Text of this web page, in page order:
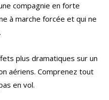
compagnie en forte
à marche forcée et qui ne
plus dramatiques sur un
aériens. Comprenez tout
en vol.